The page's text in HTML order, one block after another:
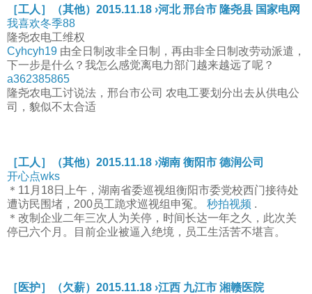
［工人］（其他）2015.11.18 ›河北 邢台市 隆尧县 国家电网
我喜欢冬季88
隆尧农电工维权
Cyhcyh19 由全日制改非全日制，再由非全日制改劳动派遣，
下一步是什么？我怎么感觉离电力部门越来越远了呢？
a362385865
隆尧农电工讨说法，邢台市公司 农电工要划分出去从供电公
司，貌似不太合适
［工人］（其他）2015.11.18 ›湖南 衡阳市 德润公司
开心点wks
＊11月18日上午，湖南省委巡视组衡阳市委党校西门接待处
遭访民围堵，200员工跪求巡视组申冤。 秒拍视频 .
＊改制企业二年三次人为关停，时间长达一年之久，此次关
停已六个月。目前企业被逼入绝境，员工生活苦不堪言。
［医护］（欠薪）2015.11.18 ›江西 九江市 湘赣医院